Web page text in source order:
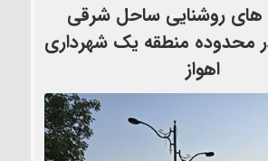
های روشنایی ساحل شرقی
محدوده منطقه یک شهرداری
اهواز